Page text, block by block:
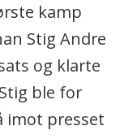
kamp
Stig Andre
og klarte
ble for
imot presset